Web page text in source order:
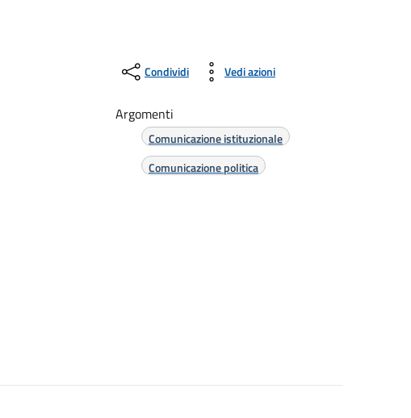
Condividi Vedi azioni
Argomenti
Comunicazione istituzionale
Comunicazione politica